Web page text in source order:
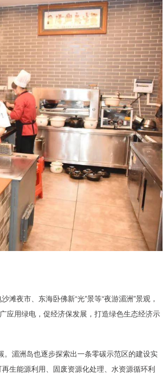
夜市、东海卧佛新“光”景等“夜游湄洲”景观，
应用绿电，促经济保发展，打造绿色生态经济示
。湄洲岛也逐步探索出一条零碳示范区的建设实
生能源利用、固废资源化处理、水资源循环利